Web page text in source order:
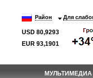
Район Для
USD 80,9293
EUR 93,1901
МУЛЬТИМЕДИА